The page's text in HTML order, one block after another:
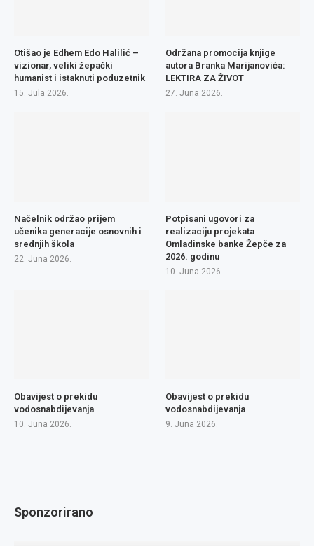
Otišao je Edhem Edo Halilić –
vizionar, veliki žepački
humanist i istaknuti poduzetnik
15. Jula 2026.
Održana promocija knjige
autora Branka Marijanovića:
LEKTIRA ZA ŽIVOT
27. Juna 2026.
Načelnik održao prijem
učenika generacije osnovnih i
srednjih škola
22. Juna 2026.
Potpisani ugovori za
realizaciju projekata
Omladinske banke Žepče za
2026. godinu
10. Juna 2026.
Obavijest o prekidu
vodosnabdijevanja
10. Juna 2026.
Obavijest o prekidu
vodosnabdijevanja
9. Juna 2026.
Sponzorirano